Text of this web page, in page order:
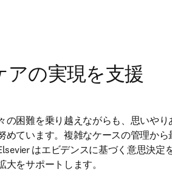
アの実現を支援
の困難を乗り越えながらも、思いやり
めています。複雑なケースの管理から
はエビデンスに基づく意思決定
をサポートします。